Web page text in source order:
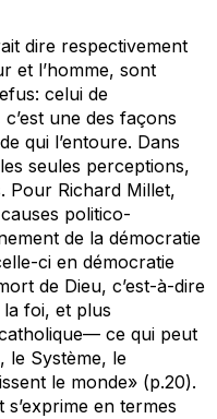
dire respectivement
et l’homme, sont
celui de
une des façons
qui l’entoure. Dans
seules perceptions,
Pour Richard Millet,
politico-
de la démocratie
ci en démocratie
de Dieu, c’est-à-dire
la foi, et plus
ce qui peut
le Système, le
le monde» (p.20).
s’exprime en termes